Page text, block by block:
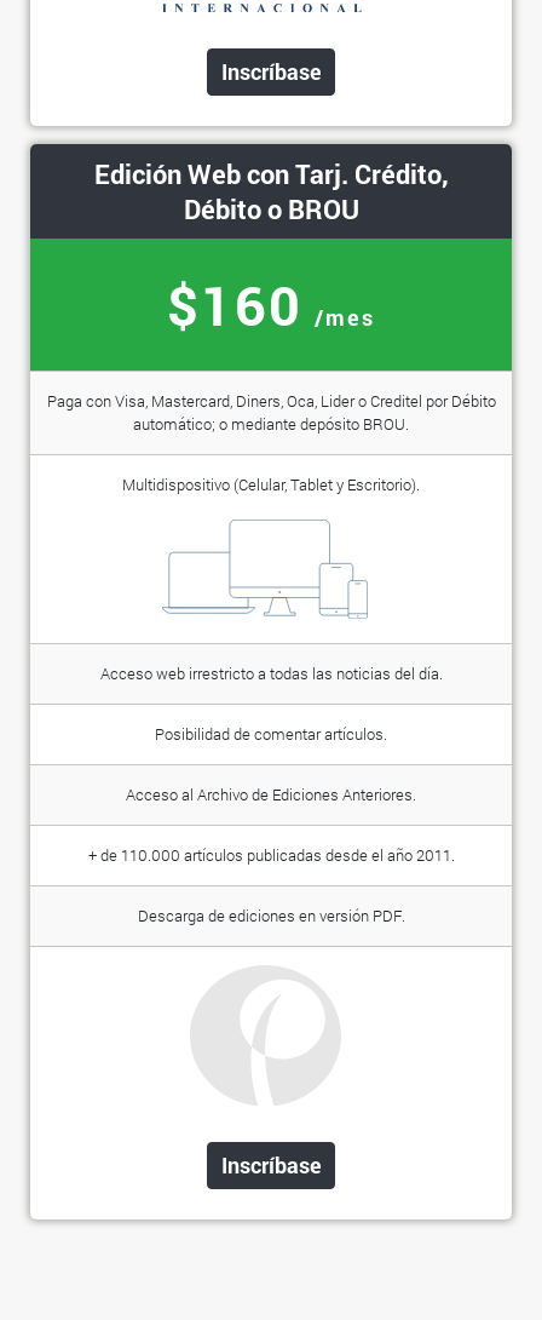
Inscríbase
Edición Web con Tarj. Crédito,
Débito o BROU
$160 /mes
Paga con Visa, Mastercard, Diners, Oca, Lider o Creditel por Débito
automático; o mediante depósito BROU.
Multidispositivo (Celular, Tablet y Escritorio).
Acceso web irrestricto a todas las noticias del día.
Posibilidad de comentar artículos.
Acceso al Archivo de Ediciones Anteriores.
+ de 110.000 artículos publicadas desde el año 2011.
Descarga de ediciones en versión PDF.
Inscríbase